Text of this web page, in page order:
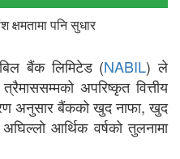
पनि सुधार
बैंक लिमिटेड (NABIL) ले
अपरिष्कृत वित्तीय
अनुसार बैंकको खुद नाफा, खुद
आर्थिक वर्षको तुलनामा